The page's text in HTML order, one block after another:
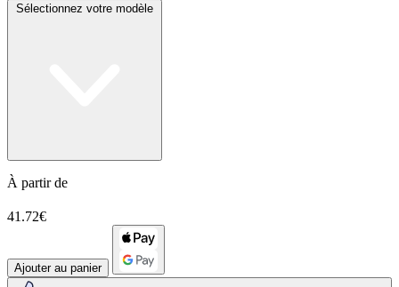
Sélectionnez votre modèle
À partir de
41.72€
Ajouter au panier